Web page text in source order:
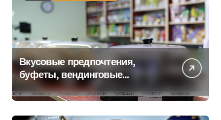
Вкусовые предпочтения,
буфеты, вендинговые
аппараты. Минобразования об
изменениях в школьном
питании